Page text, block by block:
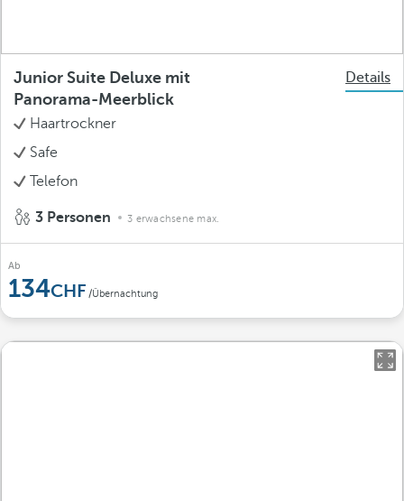
Junior Suite Deluxe mit
Panorama-Meerblick
Details
Haartrockner
Safe
Telefon
3 Personen 3 erwachsene max.
Ab
134 /Übernachtung